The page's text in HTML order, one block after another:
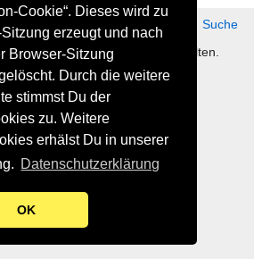
Cookie“. Dieses wird zu
erzeugt und nach
Browser-Sitzung
Durch die weitere
stimmst Du der
zu. Weitere
erhälst Du in unserer
Datenschutzerklärung
OK
Suche
Kontakt
Impressum
e. V. Alle Rechte vorbehalten.